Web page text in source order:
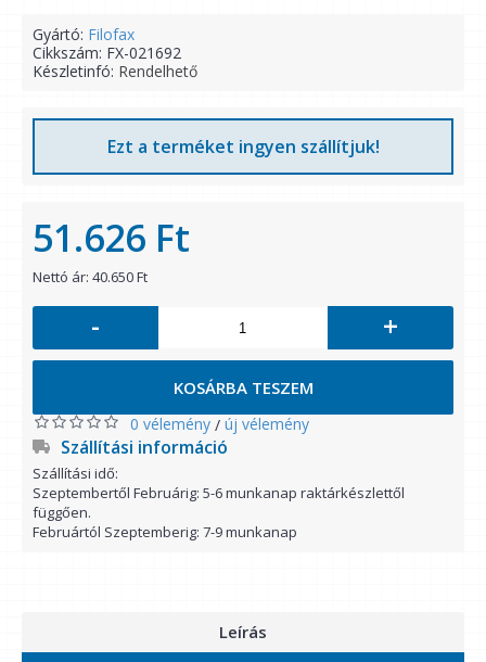
Gyártó: Filofax
Cikkszám: FX-021692
Készletinfó: Rendelhető
Ezt a terméket ingyen szállítjuk!
51.626 Ft
Nettó ár: 40.650 Ft
- +
KOSÁRBA TESZEM
0 vélemény / új vélemény
Szállítási információ
Szállítási idő:
Szeptembertől Februárig: 5-6 munkanap raktárkészlettől
függően.
Februártól Szeptemberig: 7-9 munkanap
Leírás